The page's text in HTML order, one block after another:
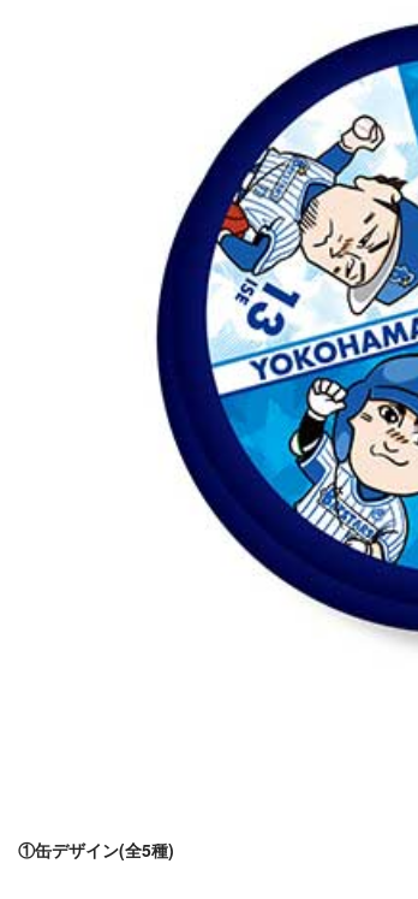
①缶デザイン(全5種)